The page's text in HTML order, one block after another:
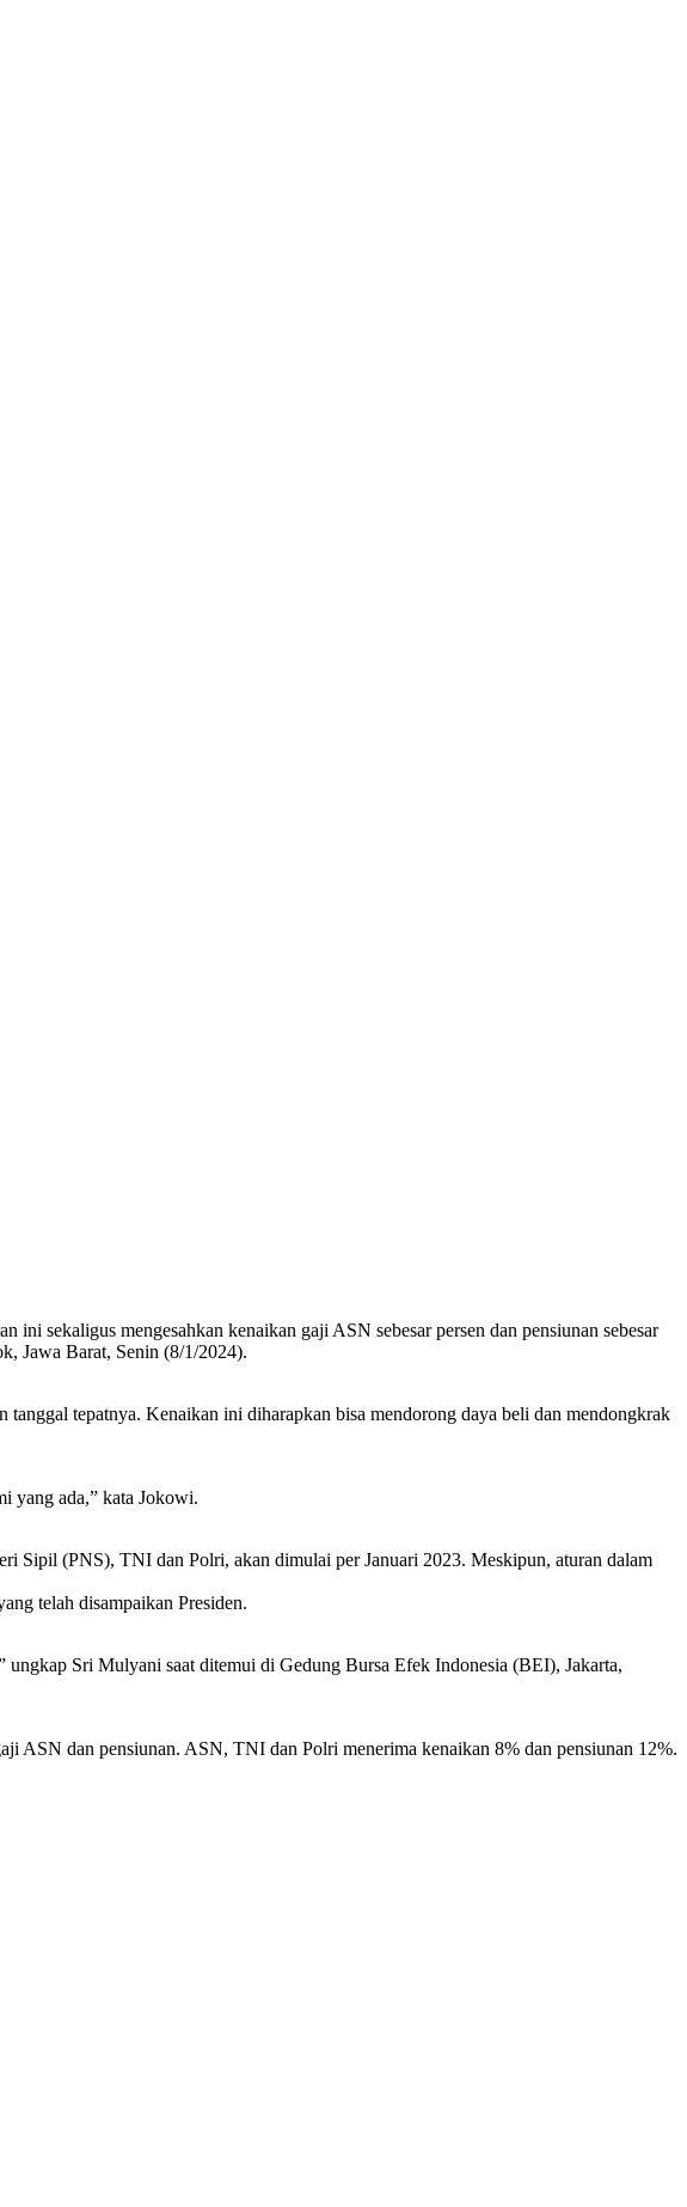
sekaligus mengesahkan kenaikan gaji ASN sebesar persen dan pensiunan sebesar
Jawa Barat, Senin (8/1/2024).
tepatnya. Kenaikan ini diharapkan bisa mendorong daya beli dan mendongkrak
yang ada,” kata Jokowi.
Sipil (PNS), TNI dan Polri, akan dimulai per Januari 2023. Meskipun, aturan dalam
telah disampaikan Presiden.
Sri Mulyani saat ditemui di Gedung Bursa Efek Indonesia (BEI), Jakarta,
ASN dan pensiunan. ASN, TNI dan Polri menerima kenaikan 8% dan pensiunan 12%.